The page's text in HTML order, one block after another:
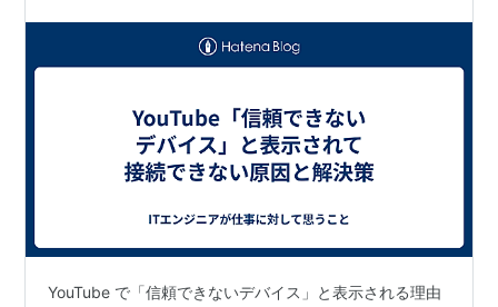
YouTube で「信頼できないデバイス」と表示される理由